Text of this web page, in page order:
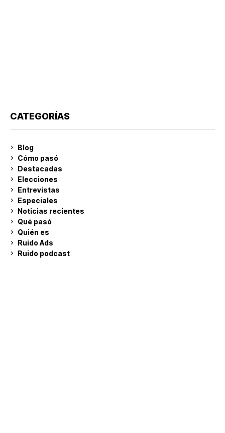
CATEGORÍAS
Blog
Cómo pasó
Destacadas
Elecciones
Entrevistas
Especiales
Noticias recientes
Qué pasó
Quién es
Ruido Ads
Ruido podcast